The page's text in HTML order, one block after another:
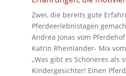
Zwei, die bereits gute
Pferdeerlebnistagen
Andrea Jonas vom
Katrin Rheinländer- Mix
„Was gibt es Schöneres als
Kindergesichter! Einen